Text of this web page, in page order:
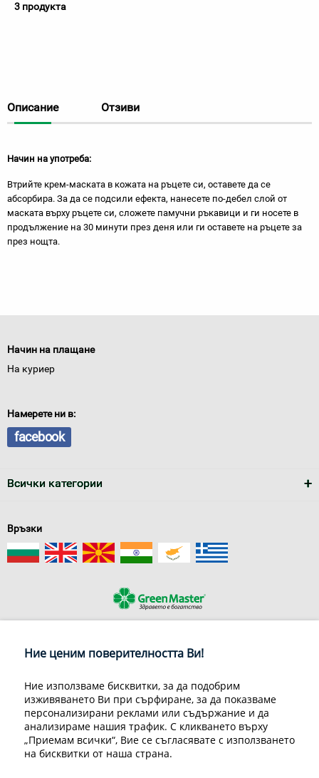
3 продукта
Описание Отзиви
Начин на употреба:
Втрийте крем-маската в кожата на ръцете си, оставете да се
абсорбира. За да се подсили ефекта, нанесете по-дебел слой от
маската върху ръцете си, сложете памучни ръкавици и ги носете в
продължение на 30 минути през деня или ги оставете на ръцете за
през нощта.
Начин на плащане
На куриер
Намерете ни в:
facebook
Всички категории
Връзки
Конфиденциалност на информацията
Контакти
Грийн Мастър Груп ООД, 1309 София, ул. Пиротска 151, Телефон:
070070220
© 1998-2020 Green Master Group Ltd, All rights reserved.
Developed bySirma CI
Ние ценим поверителността Ви!
Ние използваме бисквитки, за да подобрим
изживяването Ви при сърфиране, за да показваме
персонализирани реклами или съдържание и да
анализираме нашия трафик. С кликването върху
„Приемам всички“, Вие се съгласявате с използването
на бисквитки от наша страна.